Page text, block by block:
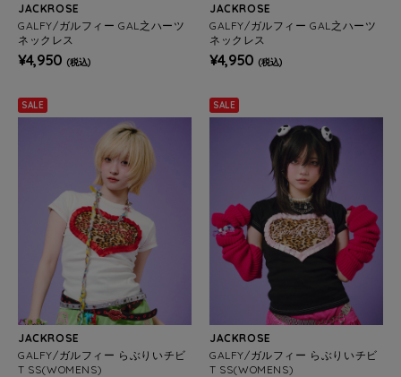
JACKROSE
GALFY/ガルフィー GAL之ハーツ
ネックレス
¥4,950 (税込)
JACKROSE
GALFY/ガルフィー GAL之ハーツ
ネックレス
¥4,950 (税込)
SALE
JACKROSE
GALFY/ガルフィー らぶりいチビ
T SS(WOMENS)
SALE
JACKROSE
GALFY/ガルフィー らぶりいチビ
T SS(WOMENS)